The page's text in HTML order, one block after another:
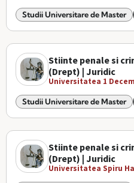
Studii Universitare de Master
Stiinte penale si
(Drept) | Juridic
Universitatea 1
Studii Universitare de Master
Stiinte penale si
(Drept) | Juridic
Universitatea Spiru